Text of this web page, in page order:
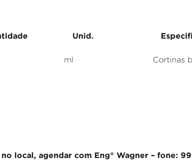
Unid.
blackout para
local, agendar com Eng° Wagner – fone: